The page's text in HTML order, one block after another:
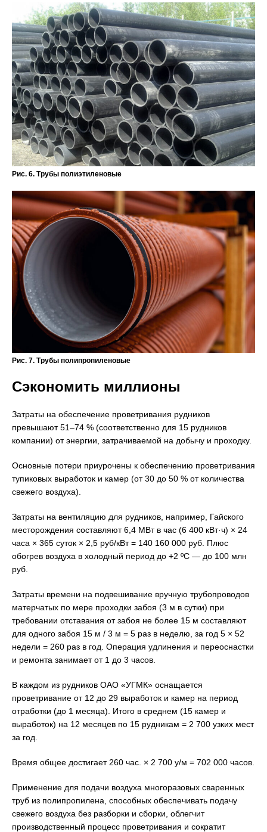
Рис. 6. Трубы полиэтиленовые
Рис. 7. Трубы полипропиленовые
Сэкономить миллионы
Затраты на обеспечение проветривания рудников
превышают 51–74 % (соответственно для 15 рудников
компании) от энергии, затрачиваемой на добычу и проходку.
Основные потери приурочены к обеспечению проветривания
тупиковых выработок и камер (от 30 до 50 % от количества
свежего воздуха).
Затраты на вентиляцию для рудников, например, Гайского
месторождения составляют 6,4 МВт в час (6 400 кВт·ч) × 24
часа × 365 суток × 2,5 руб/кВт = 140 160 000 руб. Плюс
обогрев воздуха в холодный период до +2 ºС — до 100 млн
руб.
Затраты времени на подвешивание вручную трубопроводов
матерчатых по мере проходки забоя (3 м в сутки) при
требовании отставания от забоя не более 15 м составляют
для одного забоя 15 м / 3 м = 5 раз в неделю, за год 5 × 52
недели = 260 раз в год. Операция удлинения и переоснастки
и ремонта занимает от 1 до 3 часов.
В каждом из рудников ОАО «УГМК» оснащается
проветривание от 12 до 29 выработок и камер на период
отработки (до 1 месяца). Итого в среднем (15 камер и
выработок) на 12 месяцев по 15 рудникам = 2 700 узких мест
за год.
Время общее достигает 260 час. × 2 700 у/м = 702 000 часов.
Применение для подачи воздуха многоразовых сваренных
труб из полипропилена, способных обеспечивать подачу
свежего воздуха без разборки и сборки, облегчит
производственный процесс проветривания и сократит